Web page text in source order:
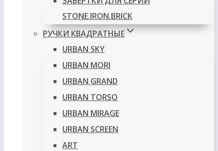
STONE.IRON.BRICK
РУЧКИ КВАДРАТНЫЕ
URBAN SKY
URBAN MORI
URBAN GRAND
URBAN TORSO
URBAN MIRAGE
URBAN SCREEN
ART